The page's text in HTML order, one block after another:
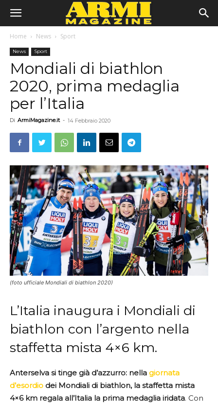
Home News Sport
News Sport
Mondiali di biathlon
2020, prima medaglia
per l’Italia
Di ArmiMagazine.it - 14 Febbraio 2020
(foto ufficiale Mondiali di biathlon 2020)
L’Italia inaugura i Mondiali di
biathlon con l’argento nella
staffetta mista 4×6 km.
Anterselva si tinge già d’azzurro: nella giornata
d’esordio dei Mondiali di biathlon, la staffetta mista
4×6 km regala all’Italia la prima medaglia iridata. Con